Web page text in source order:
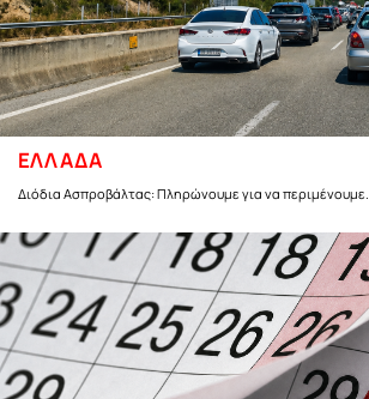
ΕΛΛΑΔΑ
Διόδια Ασπροβάλτας: Πληρώνουμε για να περιμένουμε...